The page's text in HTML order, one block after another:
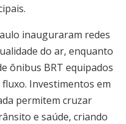
inauguraram redes
do ar, enquanto
ônibus BRT equipados
Investimentos em
permitem cruzar
e saúde, criando